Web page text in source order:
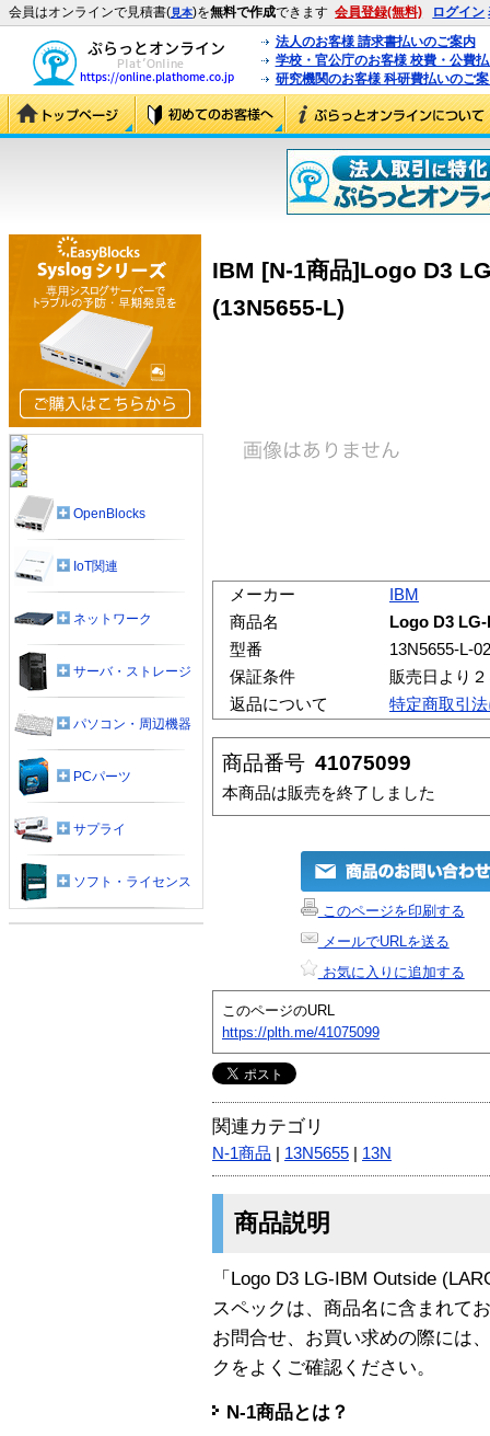
会員はオンラインで見積書(見本)を無料で作成できます 会員登録(無料) ログイン
法人のお客様 請求書払いのご案内
学校・官公庁のお客様 校費・公費
研究機関のお客様 科研費払いのご
IBM [N-1商品]Logo D3
(13N5655-L)
メーカー
IBM
商品名
Logo D3
型番
13N5655-L-02
保証条件
販売日より
返品について
特定商取引
商品番号 41075099
本商品は販売を終了しました
このページを印刷する
メールでURLを送る
お気に入りに追加する
このページのURL
https://plth.me/41075099
関連カテゴリ
N-1商品 13N5655 13N
商品説明
「Logo D3 LG-IBM Outside
スペックは、商品名に含まれて
お問合せ、お買い求めの際には
クをよくご確認ください。
N-1商品とは？
OpenBlocks
IoT関連
ネットワーク
サーバ・ストレージ
パソコン・周辺機器
PCパーツ
サプライ
ソフト・ライセンス